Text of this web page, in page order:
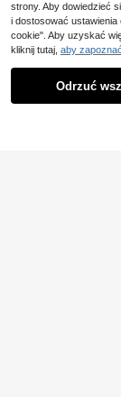
strony. Aby dowiedzieć
i dostosować
cookie". Aby uzyskać
kliknij tutaj, aby
Odrzuć